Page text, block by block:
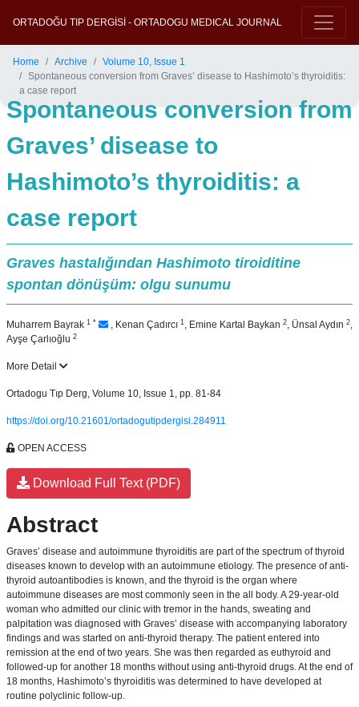
ORTADOĞU TIP DERGİSİ - ORTADOGU MEDICAL JOURNAL
Home Archive
Volume 10, Issue 1
Spontaneous conversion from Graves’ disease to Hashimoto’s thyroiditis:
a case report
Spontaneous conversion from
Graves’ disease to
Hashimoto’s thyroiditis: a
case report
Graves hastalığından Hashimoto tiroiditine
spontan dönüşüm: olgu sunumu
Muharrem Bayrak 1 * , Kenan Çadırcı 1 , Emine Kartal Baykan 2, Ünsal Aydın 2,
Ayşe Çarlıoğlu 2
More Detail
Ortadogu Tıp Derg, Volume 10, Issue 1, pp. 81-84
https://doi.org/10.21601/ortadogutipdergisi.284911
OPEN ACCESS
Download Full Text (PDF)
Abstract
Graves’ disease and autoimmune thyroiditis are part of the spectrum of thyroid
diseases known to develop with an autoimmune etiology. The presence of anti-
thyroid autoantibodies is known, and the thyroid is the organ where
autoimmune diseases are most commonly seen in the all body. A 29-year-old
woman who admitted our clinic with tremor in the hands, sweating and
palpitation was diagnosed with Graves’ disease with accompanying laboratory
findings and was started on anti-thyroid therapy. The patient entered into
remission at the end of two years. She was then regarded as euthyroid and
followed-up for another 18 months without using anti-thyroid drugs. At the end of
18 months, Hashimoto’s thyroiditis was determined to have developed at
routine polyclinic follow-up.